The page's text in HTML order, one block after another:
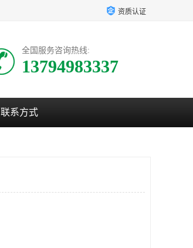
资质认证
全国服务咨询热线:
13794983337
联系方式